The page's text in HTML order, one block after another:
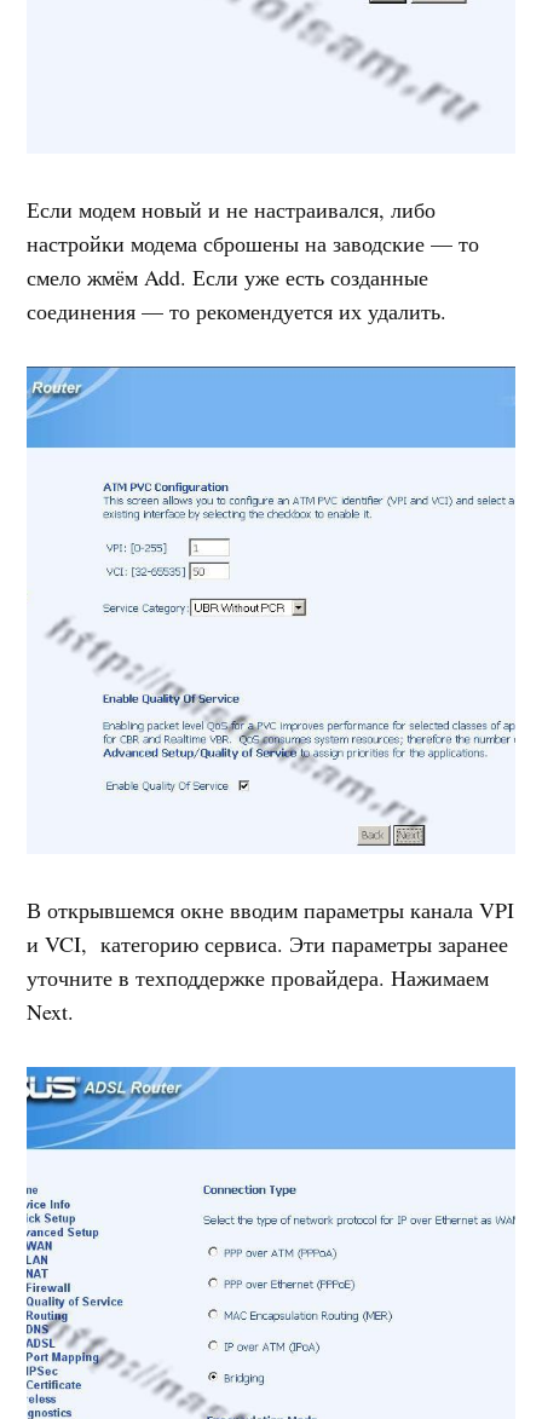
Если модем новый и не настраивался, либо
настройки модема сброшены на заводские — то
смело жмём Add. Если уже есть созданные
соединения — то рекомендуется их удалить.
В открывшемся окне вводим параметры канала VPI
и VCI, категорию сервиса. Эти параметры заранее
уточните в техподдержке провайдера. Нажимаем
Next.